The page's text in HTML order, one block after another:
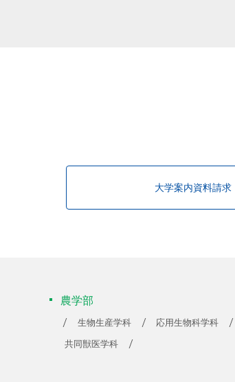
大学案内資料請求
農学部
生物生産学科 応用生物科学科
共同獣医学科